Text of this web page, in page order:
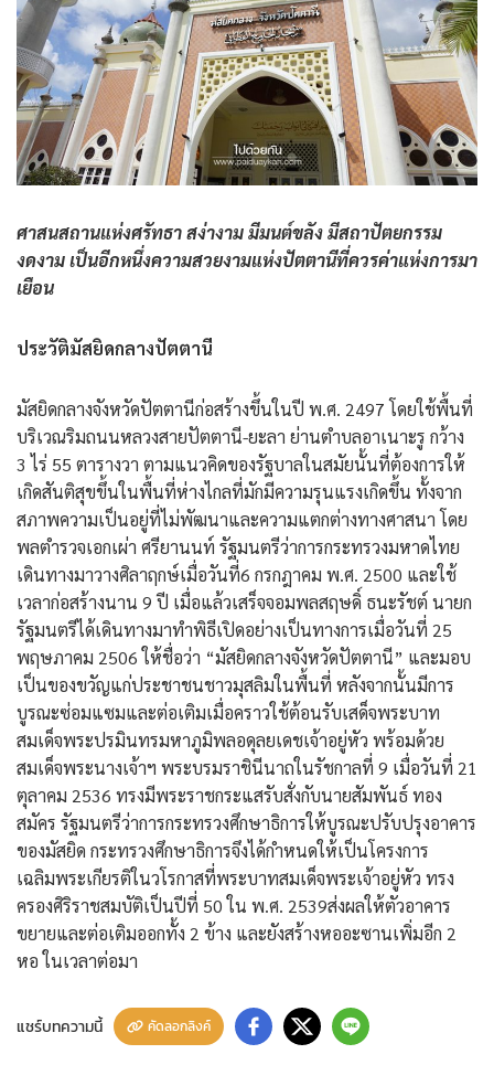
ศาสนสถานแห่งศรัทธา สง่างาม มีมนต์ขลัง มีสถาปัตยกรรม
งดงาม เป็นอีกหนึ่งความสวยงามแห่งปัตตานีที่ควรค่าแห่งการมา
เยือน
ประวัติมัสยิดกลางปัตตานี
มัสยิดกลางจังหวัดปัตตานีก่อสร้างขึ้นในปี พ.ศ. 2497 โดยใช้พื้นที่
บริเวณริมถนนหลวงสายปัตตานี-ยะลา ย่านตำบลอาเนาะรู กว้าง
3 ไร่ 55 ตารางวา ตามแนวคิดของรัฐบาลในสมัยนั้นที่ต้องการให้
เกิดสันติสุขขึ้นในพื้นที่ห่างไกลที่มักมีความรุนแรงเกิดขึ้น ทั้งจาก
สภาพความเป็นอยู่ที่ไม่พัฒนาและความแตกต่างทางศาสนา โดย
พลตำรวจเอกเผ่า ศรียานนท์ รัฐมนตรีว่าการกระทรวงมหาดไทย
เดินทางมาวางศิลาฤกษ์เมื่อวันที่6 กรกฎาคม พ.ศ. 2500 และใช้
เวลาก่อสร้างนาน 9 ปี เมื่อแล้วเสร็จจอมพลสฤษดิ์ ธนะรัชต์ นายก
รัฐมนตรีได้เดินทางมาทำพิธีเปิดอย่างเป็นทางการเมื่อวันที่ 25
พฤษภาคม 2506 ให้ชื่อว่า “มัสยิดกลางจังหวัดปัตตานี” และมอบ
เป็นของขวัญแก่ประชาชนชาวมุสลิมในพื้นที่ หลังจากนั้นมีการ
บูรณะซ่อมแซมและต่อเติมเมื่อคราวใช้ต้อนรับเสด็จพระบาท
สมเด็จพระปรมินทรมหาภูมิพลอดุลยเดชเจ้าอยู่หัว พร้อมด้วย
สมเด็จพระนางเจ้าฯ พระบรมราชินีนาถในรัชกาลที่ 9 เมื่อวันที่ 21
ตุลาคม 2536 ทรงมีพระราชกระแสรับสั่งกับนายสัมพันธ์ ทอง
สมัคร รัฐมนตรีว่าการกระทรวงศึกษาธิการให้บูรณะปรับปรุงอาคาร
ของมัสยิด กระทรวงศึกษาธิการจึงได้กำหนดให้เป็นโครงการ
เฉลิมพระเกียรติในวโรกาสที่พระบาทสมเด็จพระเจ้าอยู่หัว ทรง
ครองศิริราชสมบัติเป็นปีที่ 50 ใน พ.ศ. 2539ส่งผลให้ตัวอาคาร
ขยายและต่อเติมออกทั้ง 2 ข้าง และยังสร้างหออะซานเพิ่มอีก 2
หอ ในเวลาต่อมา
แชร์บทความนี้ คัดลอกลิงค์